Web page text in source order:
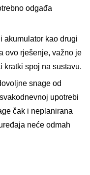
odgađa
akumulator kao drugi
ovo rješenje, važno je
kratki spoj na sustavu.
snage od
upotrebi
čak i neplanirana
neće odmah